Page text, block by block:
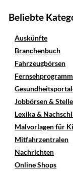
Beliebte
Auskünfte
Branchenbuch
Fahrzeugbörsen
Fernsehprogramm
Jobbörsen &
Lexika &
Malvorlagen für
Mitfahrzentralen
Nachrichten
Online Shops